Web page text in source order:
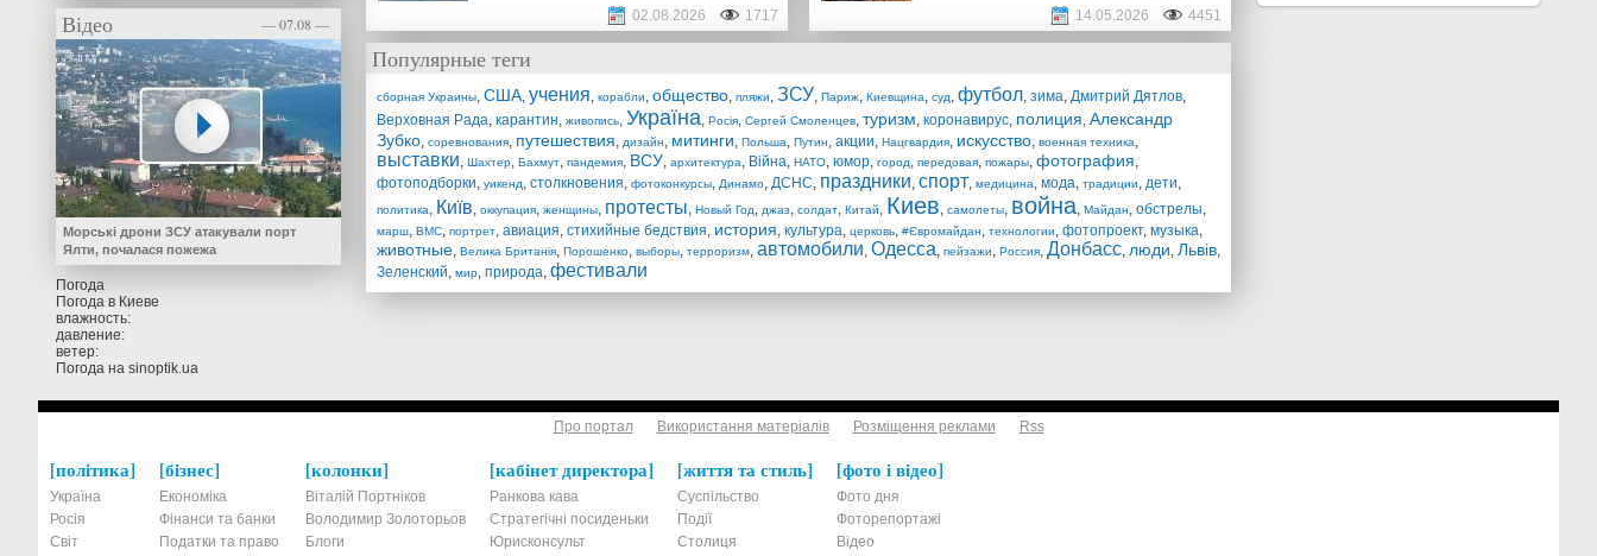
02.08.2026 1717 14.05.2026 4451
Популярные теги
сборная Украины, США, учения, корабли, общество, пляжи, ЗСУ, Париж, Киевщина, суд, футбол, зима, Дмитрий Дятлов,
Верховная Рада, карантин, живопись, Україна, Росія, Сергей Смоленцев, туризм, коронавирус, полиция, Александр
Зубко, соревнования, путешествия, дизайн, митинги, Польша, Путин, акции, Нацгвардия, искусство, военная техника,
выставки, Шахтер, Бахмут, пандемия, ВСУ, архитектура, Війна, НАТО, юмор, город, передовая, пожары, фотография,
фотоподборки, уикенд, столкновения, фотоконкурсы, Динамо, ДСНС, праздники, спорт, медицина, мода, традиции, дети,
политика, Київ, оккупация, женщины, протесты, Новый Год, джаз, солдат, Китай, Киев, самолеты, война, Майдан, обстрелы,
марш, ВМС, портрет, авиация, стихийные бедствия, история, культура, церковь, #Євромайдан, технологии, фотопроект, музыка,
животные, Велика Британія, Порошенко, выборы, терроризм, автомобили, Одесса, пейзажи, Россия, Донбасс, люди, Львів,
Зеленский, мир, природа, фестивали
Відео — 07.08 —
Морські дрони ЗСУ атакували порт
Ялти, почалася пожежа
Погода
Погода в Киеве
влажность:
давление:
ветер:
Погода на sinoptik.ua
Про портал Використання матеріалів Розміщення реклами Rss
політика
Україна
Росія
Світ
бізнес
Економіка
Фінанси та банки
Податки та право
колонки
Віталій Портніков
Володимир Золоторьов
Блоги
кабінет директора
Ранкова кава
Стратегічні посиденьки
Юрисконсульт
життя та стиль
Суспільство
Події
Столиця
фото і відео
Фото дня
Фоторепортажі
Відео